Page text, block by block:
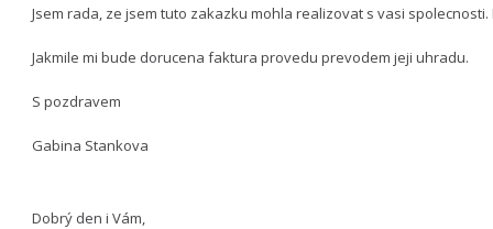
Jsem rada, ze jsem tuto zakazku mohla realizovat s vasi spolecnosti.
Jakmile mi bude dorucena faktura provedu prevodem jeji uhradu.
S pozdravem
Gabina Stankova
Dobrý den i Vám,